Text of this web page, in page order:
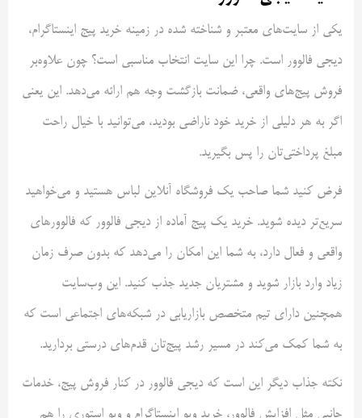
یکی از سایت‌های معتبر و شناخته‌ شده در زمینه خرید پیج اینستاگرام،
دیجی فالوور است. چرا این سایت انتخاب مناسبی است؟ چون علاوه‌بر
فروش پیج‌های واقعی، ضمانت بازگشت وجه هم ارائه می‌دهد. این یعنی
اگر به هر دلیلی از خرید خود ناراضی بودید، می‌توانید با خیال راحت
مبلغ پرداختی‌تان را پس بگیرید.
فرض کنید شما صاحب یک فروشگاه آنلاین لباس هستید و می‌خواهید
سریع‌تر دیده شوید. خرید یک پیج آماده از دیجی فالوور که فالوورهای
واقعی و فعال دارد، به شما این امکان را می‌دهد که بدون صرف زمان
زیاد وارد بازار شوید و مشتریان جدید جذب کنید. این وب‌سایت
همچنین دارای تیم متخصص بازاریابی در شبکه‌های اجتماعی است که
به شما کمک می‌کند در مسیر رشد پیج‌تان قدم‌های درستی بردارید.
نکته جذاب دیگر این است که دیجی فالوور در کنار فروش پیج، خدمات
جانبی مثل افزایش فالوور، خرید ویو اینستاگرام و ویو استوری را هم